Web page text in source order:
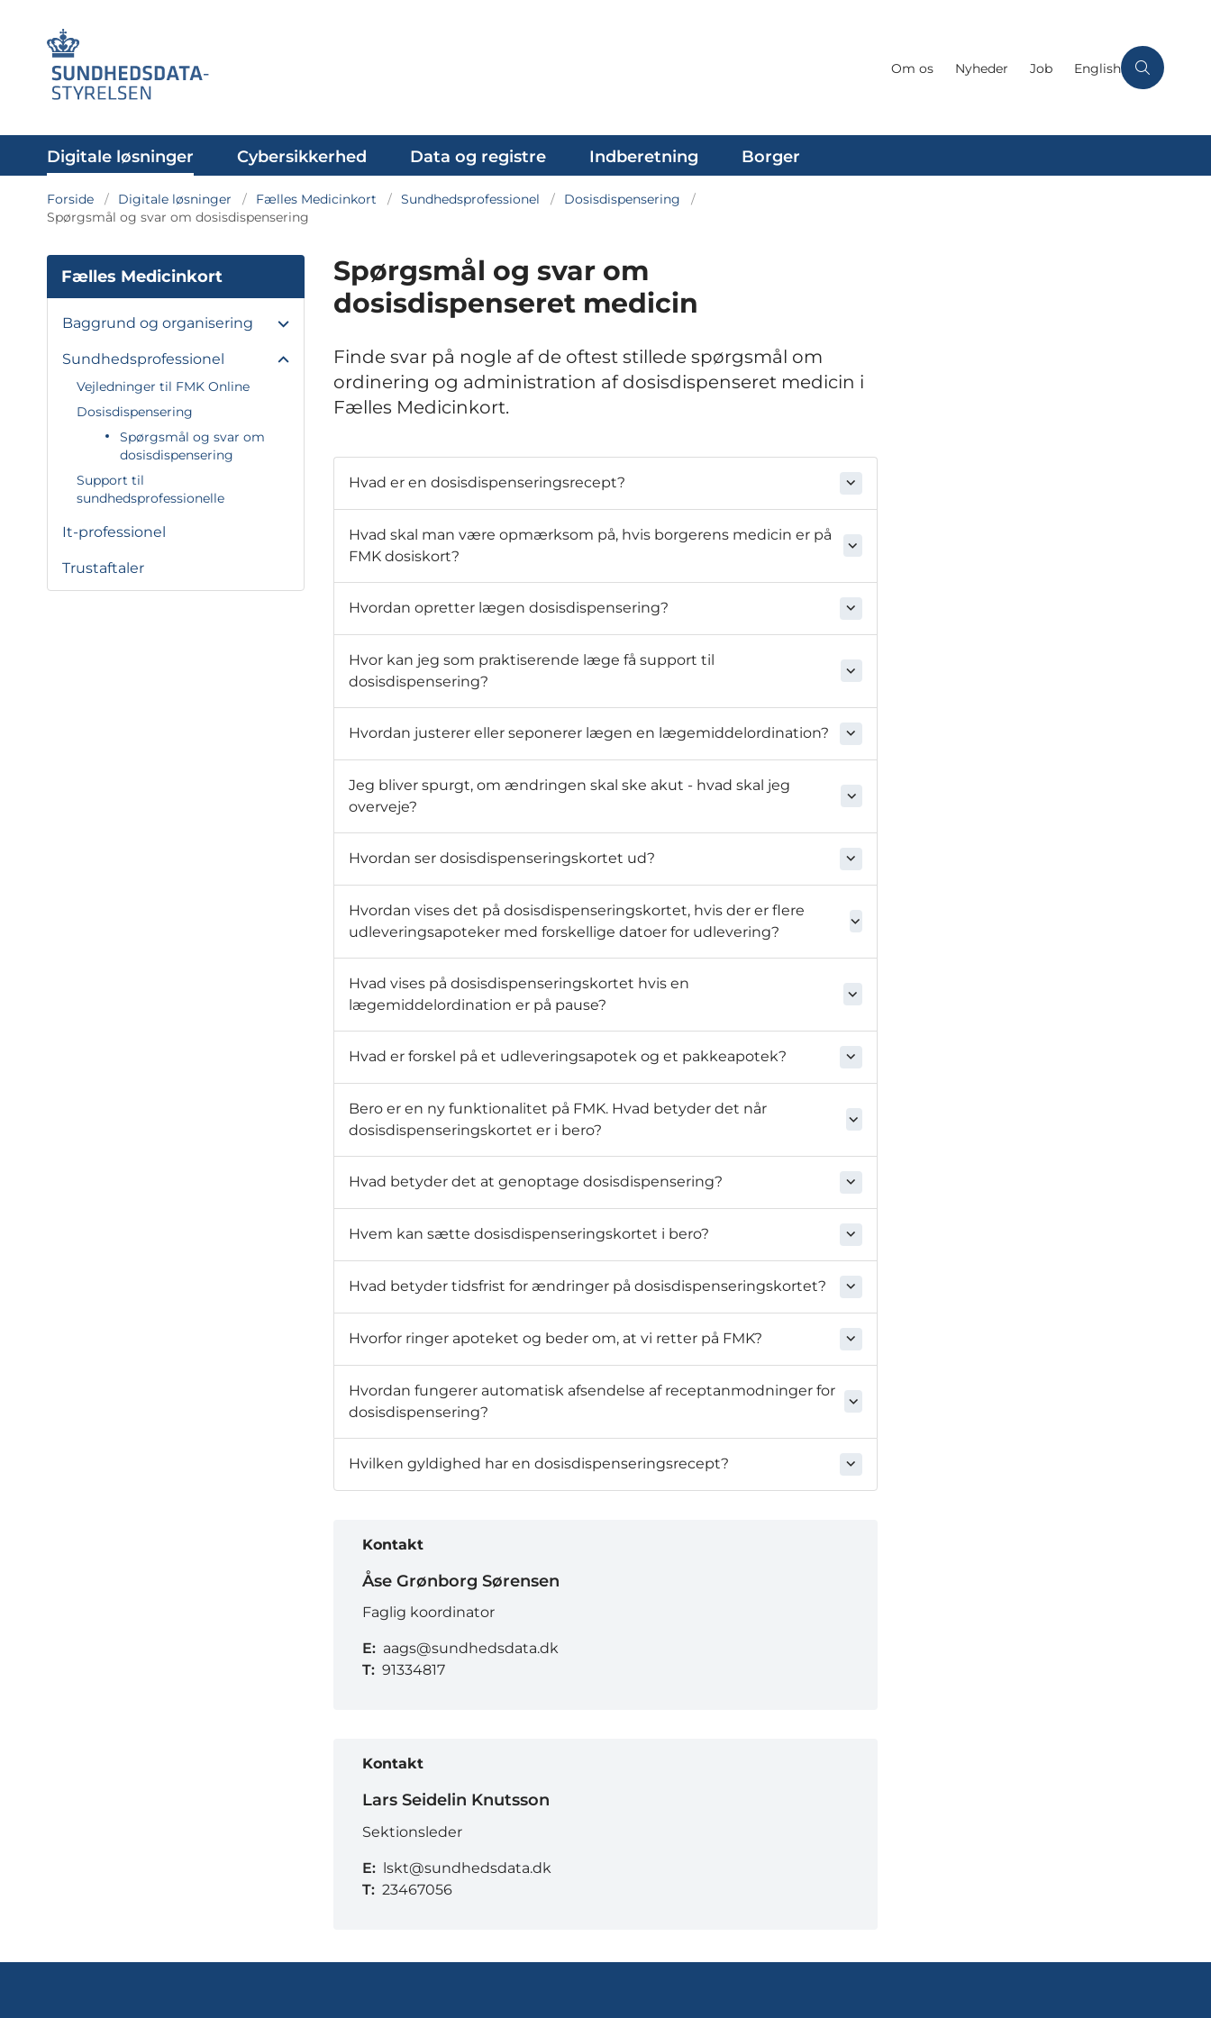
Om os Nyheder Job English
Digitale løsninger Cybersikkerhed Data og registre Indberetning Borger
Forside Digitale løsninger Fælles Medicinkort Sundhedsprofessionel
Dosisdispensering
Spørgsmål og svar om dosisdispensering
Fælles Medicinkort
Baggrund og organisering
Sundhedsprofessionel
Vejledninger til FMK Online
Dosisdispensering
Spørgsmål og svar om
dosisdispensering
Support til
sundhedsprofessionelle
It-professionel
Trustaftaler
Spørgsmål og svar om
dosisdispenseret medicin
Finde svar på nogle af de oftest stillede spørgsmål om
ordinering og administration af dosisdispenseret medicin i
Fælles Medicinkort.
Hvad er en dosisdispenseringsrecept?
Hvad skal man være opmærksom på, hvis borgerens medicin er på
FMK dosiskort?
Hvordan opretter lægen dosisdispensering?
Hvor kan jeg som praktiserende læge få support til
dosisdispensering?
Hvordan justerer eller seponerer lægen en lægemiddelordination?
Jeg bliver spurgt, om ændringen skal ske akut - hvad skal jeg
overveje?
Hvordan ser dosisdispenseringskortet ud?
Hvordan vises det på dosisdispenseringskortet, hvis der er flere
udleveringsapoteker med forskellige datoer for udlevering?
Hvad vises på dosisdispenseringskortet hvis en
lægemiddelordination er på pause?
Hvad er forskel på et udleveringsapotek og et pakkeapotek?
Bero er en ny funktionalitet på FMK. Hvad betyder det når
dosisdispenseringskortet er i bero?
Hvad betyder det at genoptage dosisdispensering?
Hvem kan sætte dosisdispenseringskortet i bero?
Hvad betyder tidsfrist for ændringer på dosisdispenseringskortet?
Hvorfor ringer apoteket og beder om, at vi retter på FMK?
Hvordan fungerer automatisk afsendelse af receptanmodninger for
dosisdispensering?
Hvilken gyldighed har en dosisdispenseringsrecept?
Kontakt
Åse Grønborg Sørensen
Faglig koordinator
E: aags@sundhedsdata.dk
T: 91334817
Kontakt
Lars Seidelin Knutsson
Sektionsleder
E: lskt@sundhedsdata.dk
T: 23467056